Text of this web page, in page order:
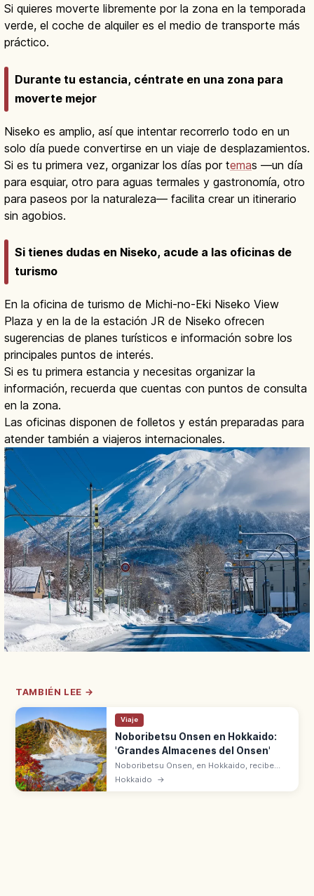
Si quieres moverte libremente por la zona en la temporada
verde, el coche de alquiler es el medio de transporte más
práctico.
Durante tu estancia, céntrate en una zona para
moverte mejor
Niseko es amplio, así que intentar recorrerlo todo en un
solo día puede convertirse en un viaje de desplazamientos.
Si es tu primera vez, organizar los días por temas —un día
para esquiar, otro para aguas termales y gastronomía, otro
para paseos por la naturaleza— facilita crear un itinerario
sin agobios.
Si tienes dudas en Niseko, acude a las oficinas de
turismo
En la oficina de turismo de Michi-no-Eki Niseko View
Plaza y en la de la estación JR de Niseko ofrecen
sugerencias de planes turísticos e información sobre los
principales puntos de interés.
Si es tu primera estancia y necesitas organizar la
información, recuerda que cuentas con puntos de consulta
en la zona.
Las oficinas disponen de folletos y están preparadas para
atender también a viajeros internacionales.
TAMBIÉN LEE →
Viaje
Noboribetsu Onsen en Hokkaido:
'Grandes Almacenes del Onsen'
Noboribetsu Onsen, en Hokkaido, recibe
aguas del Jigoku-dani (Valle del Infierno).
Hokkaido →